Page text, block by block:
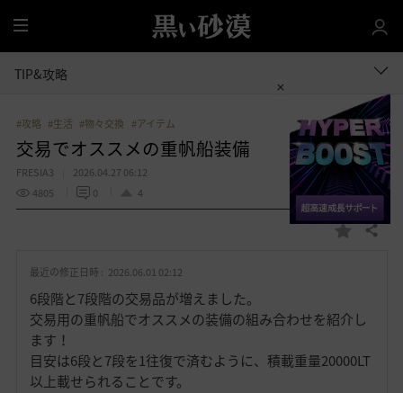
全
体
TIP&攻略
#攻略 #生活 #物々交換 #アイテム
交易でオススメの重帆船装備
FRESIA3
2026.04.27 06:12
4805
0 4
お
り
共有する
最近の修正日時 : 2026.06.01 02:12
6段階と7段階の交易品が増えました。
交易用の重帆船でオススメの装備の組み合わせを紹介し
ます！
目安は6段と7段を1往復で済むように、積載重量20000LT
以上載せられることです。